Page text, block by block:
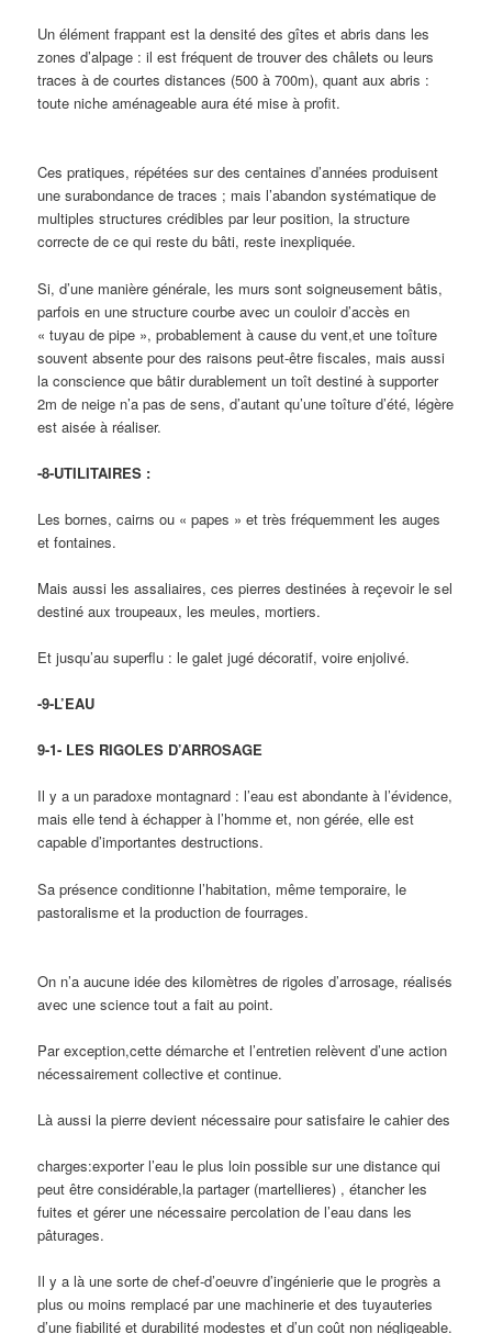
Un élément frappant est la densité des gîtes et abris dans les
zones d’alpage : il est fréquent de trouver des châlets ou leurs
traces à de courtes distances (500 à 700m), quant aux abris :
toute niche aménageable aura été mise à profit.
Ces pratiques, répétées sur des centaines d’années produisent
une surabondance de traces ; mais l’abandon systématique de
multiples structures crédibles par leur position, la structure
correcte de ce qui reste du bâti, reste inexpliquée.
Si, d’une manière générale, les murs sont soigneusement bâtis,
parfois en une structure courbe avec un couloir d’accès en
« tuyau de pipe », probablement à cause du vent,et une toîture
souvent absente pour des raisons peut-être fiscales, mais aussi
la conscience que bâtir durablement un toît destiné à supporter
2m de neige n’a pas de sens, d’autant qu’une toîture d’été, légère
est aisée à réaliser.
-8-UTILITAIRES :
Les bornes, cairns ou « papes » et très fréquemment les auges
et fontaines.
Mais aussi les assaliaires, ces pierres destinées à reçevoir le sel
destiné aux troupeaux, les meules, mortiers.
Et jusqu’au superflu : le galet jugé décoratif, voire enjolivé.
-9-L’EAU
9-1- LES RIGOLES D’ARROSAGE
Il y a un paradoxe montagnard : l’eau est abondante à l’évidence,
mais elle tend à échapper à l’homme et, non gérée, elle est
capable d’importantes destructions.
Sa présence conditionne l’habitation, même temporaire, le
pastoralisme et la production de fourrages.
On n’a aucune idée des kilomètres de rigoles d’arrosage, réalisés
avec une science tout a fait au point.
Par exception,cette démarche et l’entretien relèvent d’une action
nécessairement collective et continue.
Là aussi la pierre devient nécessaire pour satisfaire le cahier des
charges:exporter l’eau le plus loin possible sur une distance qui
peut être considérable,la partager (martellieres) , étancher les
fuites et gérer une nécessaire percolation de l’eau dans les
pâturages.
Il y a là une sorte de chef-d’oeuvre d’ingénierie que le progrès a
plus ou moins remplacé par une machinerie et des tuyauteries
d’une fiabilité et durabilité modestes et d’un coût non négligeable.